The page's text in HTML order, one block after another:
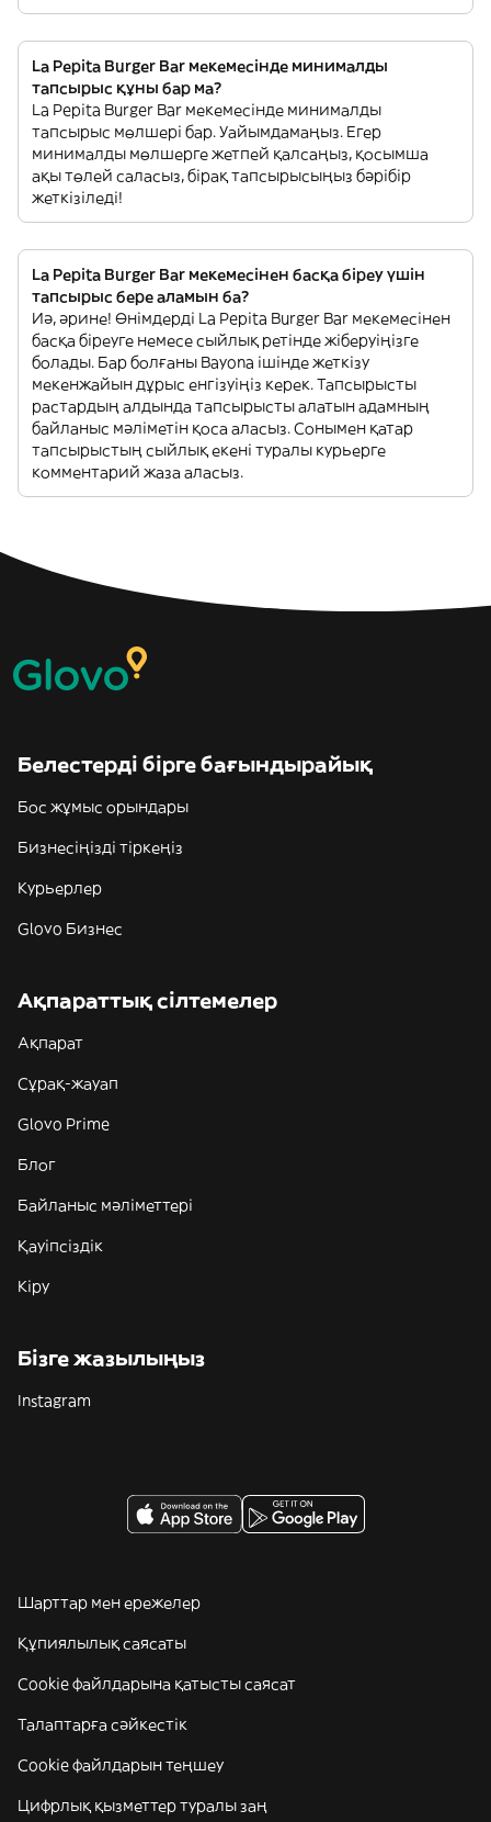
La Pepita Burger Bar мекемесінде минималды
тапсырыс құны бар ма?
La Pepita Burger Bar мекемесінде минималды
тапсырыс мөлшері бар. Уайымдамаңыз. Егер
минималды мөлшерге жетпей қалсаңыз, қосымша
ақы төлей саласыз, бірақ тапсырысыңыз бәрібір
жеткізіледі!
La Pepita Burger Bar мекемесінен басқа біреу үшін
тапсырыс бере аламын ба?
Иә, әрине! Өнімдерді La Pepita Burger Bar мекемесінен
басқа біреуге немесе сыйлық ретінде жіберуіңізге
болады. Бар болғаны Bayona ішінде жеткізу
мекенжайын дұрыс енгізуіңіз керек. Тапсырысты
растардың алдында тапсырысты алатын адамның
байланыс мәліметін қоса аласыз. Сонымен қатар
тапсырыстың сыйлық екені туралы курьерге
комментарий жаза аласыз.
Белестерді бірге бағындырайық
Бос жұмыс орындары
Бизнесіңізді тіркеңіз
Курьерлер
Glovo Бизнес
Ақпараттық сілтемелер
Ақпарат
Сұрақ-жауап
Glovo Prime
Блог
Байланыс мәліметтері
Қауіпсіздік
Кіру
Бізге жазылыңыз
Instagram
Шарттар мен ережелер
Құпиялылық саясаты
Cookie файлдарына қатысты саясат
Талаптарға сәйкестік
Cookie файлдарын теңшеу
Цифрлық қызметтер туралы заң